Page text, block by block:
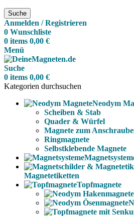
Suche
Anmelden / Registrieren
0 Wunschliste
0 items 0,00 €
Menü
Suche
0 items 0,00 €
Kategorien durchsuchen
Neodym
Scheiben & Stab
Quader & Würfel
Magnete zum
Ringmagnete
Selbstklebende Magnete
Magnetetiketten
Topfmagnete